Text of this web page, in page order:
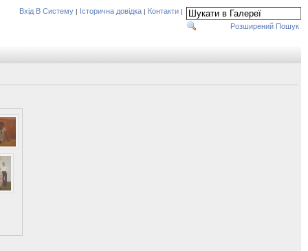
Вхід В Систему | Історична довідка | Контакти |
Розширений Пошук